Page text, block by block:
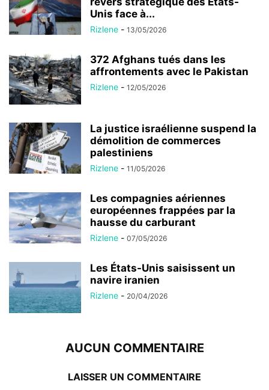
Unis face à...
Rizlene - 13/05/2026
372 Afghans tués dans les
affrontements avec le Pakistan
Rizlene - 12/05/2026
La justice israélienne suspend la
démolition de commerces
palestiniens
Rizlene - 11/05/2026
Les compagnies aériennes
européennes frappées par la
hausse du carburant
Rizlene - 07/05/2026
Les États-Unis saisissent un
navire iranien
Rizlene - 20/04/2026
AUCUN COMMENTAIRE
LAISSER UN COMMENTAIRE